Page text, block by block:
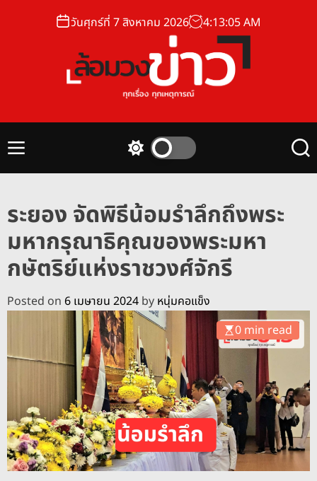
วันศุกร์ที่ 7 สิงหาคม 2026 4:13:06AM
อ
า
ว
M
c
h
c
o
l
o
r
m
o
d
e
S
ระยอง จัดพิธีน้อมรำลึกถึงพระ
มหากรุณาธิคุณของพระมหา
กษัตริย์แห่งราชวงศ์จักรี
Posted on 6 เมษายน 2024 by หนุ่มคอแข็ง
0 min read